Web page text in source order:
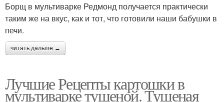
Борщ в мультиварке Редмонд получается практически
таким же на вкус, как и тот, что готовили наши бабушки в
печи.
читать дальше →
Лучшие Рецепты картошки в
мультиварке тушеной. Тушеная